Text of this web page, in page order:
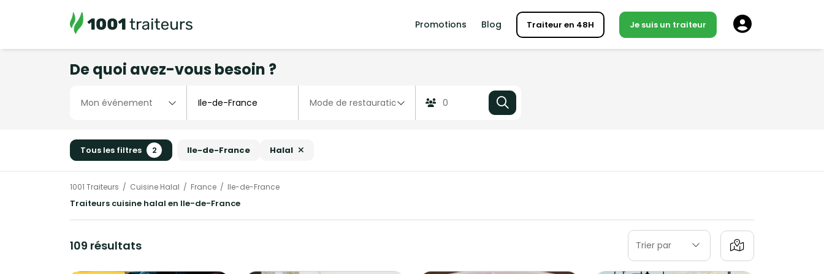
Promotions Blog Traiteur en 48H Je suis un traiteur
De quoi avez-vous besoin ?
Tous les filtres 2 Ile-de-France Halal
1001 Traiteurs Cuisine Halal France Ile-de-France
Traiteurs cuisine halal en Ile-de-France
109 résultats Trier par